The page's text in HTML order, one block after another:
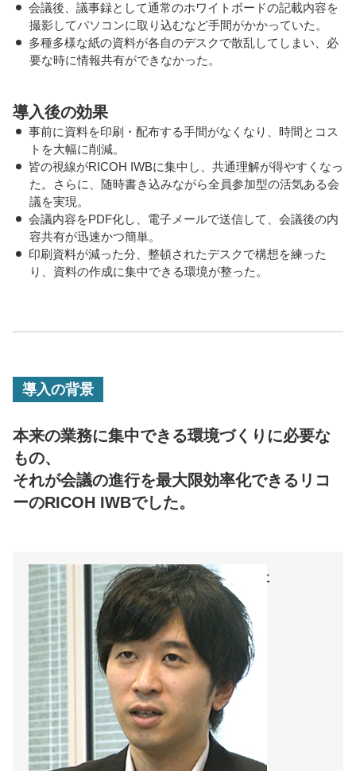
会議後、議事録として通常のホワイトボードの記載内容を
撮影してパソコンに取り込むなど手間がかかっていた。
多種多様な紙の資料が各自のデスクで散乱してしまい、必
要な時に情報共有ができなかった。
導入後の効果
事前に資料を印刷・配布する手間がなくなり、時間とコス
トを大幅に削減。
皆の視線がRICOH IWBに集中し、共通理解が得やすくなっ
た。さらに、随時書き込みながら全員参加型の活気ある会
議を実現。
会議内容をPDF化し、電子メールで送信して、会議後の内
容共有が迅速かつ簡単。
印刷資料が減った分、整頓されたデスクで構想を練った
り、資料の作成に集中できる環境が整った。
導入の背景
本来の業務に集中できる環境づくりに必要な
もの、
それが会議の進行を最大限効率化できるリコ
ーのRICOH IWBでした。
JXホールティングス株式会社
企画2部 ITグループ
藤野 寛昭 様